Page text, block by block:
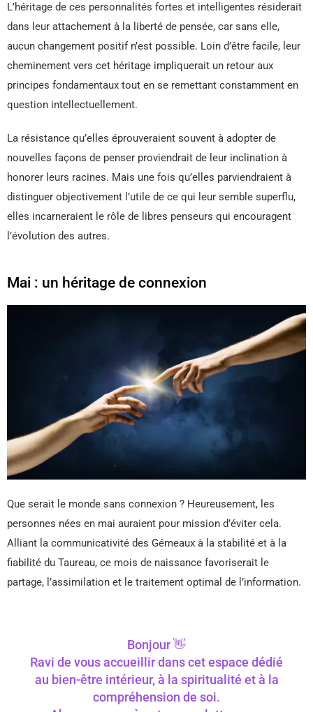
L’héritage de ces personnalités fortes et intelligentes résiderait
dans leur attachement à la liberté de pensée, car sans elle,
aucun changement positif n’est possible. Loin d’être facile, leur
cheminement vers cet héritage impliquerait un retour aux
principes fondamentaux tout en se remettant constamment en
question intellectuellement.
La résistance qu’elles éprouveraient souvent à adopter de
nouvelles façons de penser proviendrait de leur inclination à
honorer leurs racines. Mais une fois qu’elles parviendraient à
distinguer objectivement l’utile de ce qui leur semble superflu,
elles incarneraient le rôle de libres penseurs qui encouragent
l’évolution des autres.
Mai : un héritage de connexion
Que serait le monde sans connexion ? Heureusement, les
personnes nées en mai auraient pour mission d’éviter cela.
Alliant la communicativité des Gémeaux à la stabilité et à la
fiabilité du Taureau, ce mois de naissance favoriserait le
partage, l’assimilation et le traitement optimal de l’information.
Bonjour 👋
Ravi de vous accueillir dans cet espace dédié
au bien-être intérieur, à la spiritualité et à la
compréhension de soi.